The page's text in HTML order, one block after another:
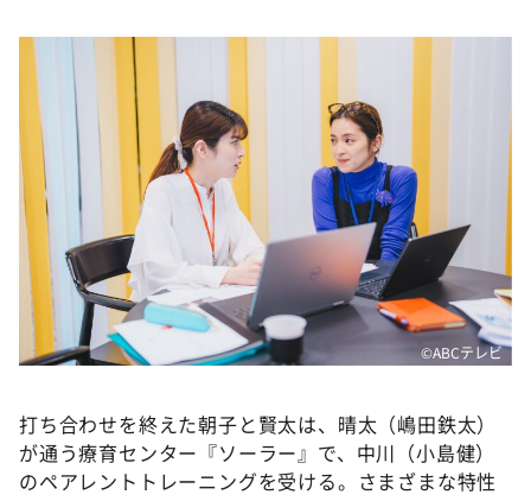
©ABCテレビ
打ち合わせを終えた朝子と賢太は、晴太（嶋田鉄太）
が通う療育センター『ソーラー』で、中川（小島健）
のペアレントトレーニングを受ける。さまざまな特性